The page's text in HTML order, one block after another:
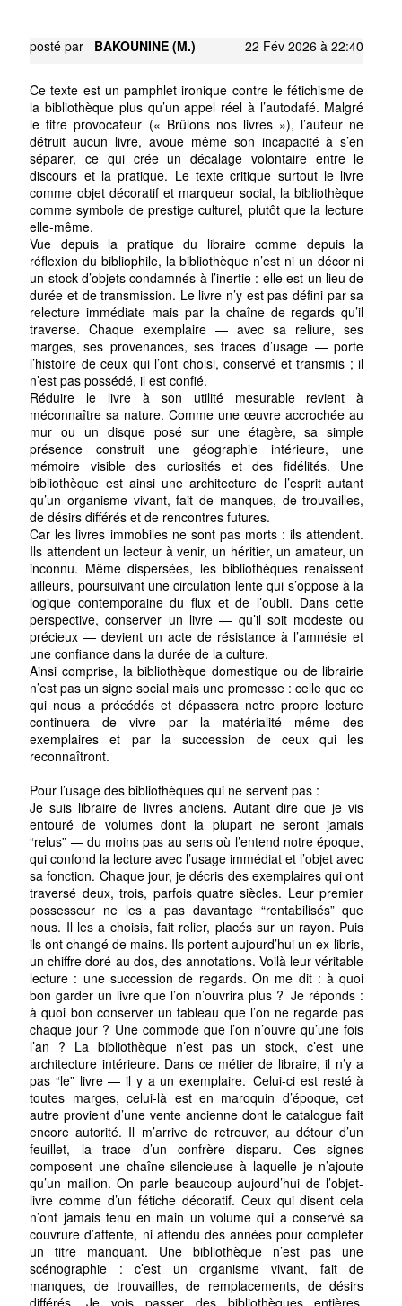
posté par BAKOUNINE (M.) 22 Fév 2026 à 22:40
Ce texte est un pamphlet ironique contre le fétichisme de
la bibliothèque plus qu’un appel réel à l’autodafé. Malgré
le titre provocateur (« Brûlons nos livres »), l’auteur ne
détruit aucun livre, avoue même son incapacité à s’en
séparer, ce qui crée un décalage volontaire entre le
discours et la pratique. Le texte critique surtout le livre
comme objet décoratif et marqueur social, la bibliothèque
comme symbole de prestige culturel, plutôt que la lecture
elle-même.
Vue depuis la pratique du libraire comme depuis la
réflexion du bibliophile, la bibliothèque n’est ni un décor ni
un stock d’objets condamnés à l’inertie : elle est un lieu de
durée et de transmission. Le livre n’y est pas défini par sa
relecture immédiate mais par la chaîne de regards qu’il
traverse. Chaque exemplaire — avec sa reliure, ses
marges, ses provenances, ses traces d’usage — porte
l’histoire de ceux qui l’ont choisi, conservé et transmis ; il
n’est pas possédé, il est confié.
Réduire le livre à son utilité mesurable revient à
méconnaître sa nature. Comme une œuvre accrochée au
mur ou un disque posé sur une étagère, sa simple
présence construit une géographie intérieure, une
mémoire visible des curiosités et des fidélités. Une
bibliothèque est ainsi une architecture de l’esprit autant
qu’un organisme vivant, fait de manques, de trouvailles,
de désirs différés et de rencontres futures.
Car les livres immobiles ne sont pas morts : ils attendent.
Ils attendent un lecteur à venir, un héritier, un amateur, un
inconnu. Même dispersées, les bibliothèques renaissent
ailleurs, poursuivant une circulation lente qui s’oppose à la
logique contemporaine du flux et de l’oubli. Dans cette
perspective, conserver un livre — qu’il soit modeste ou
précieux — devient un acte de résistance à l’amnésie et
une confiance dans la durée de la culture.
Ainsi comprise, la bibliothèque domestique ou de librairie
n’est pas un signe social mais une promesse : celle que ce
qui nous a précédés et dépassera notre propre lecture
continuera de vivre par la matérialité même des
exemplaires et par la succession de ceux qui les
reconnaîtront.
Pour l’usage des bibliothèques qui ne servent pas :
Je suis libraire de livres anciens. Autant dire que je vis
entouré de volumes dont la plupart ne seront jamais
“relus” — du moins pas au sens où l’entend notre époque,
qui confond la lecture avec l’usage immédiat et l’objet avec
sa fonction. Chaque jour, je décris des exemplaires qui ont
traversé deux, trois, parfois quatre siècles. Leur premier
possesseur ne les a pas davantage “rentabilisés” que
nous. Il les a choisis, fait relier, placés sur un rayon. Puis
ils ont changé de mains. Ils portent aujourd’hui un ex-libris,
un chiffre doré au dos, des annotations. Voilà leur véritable
lecture : une succession de regards. On me dit : à quoi
bon garder un livre que l’on n’ouvrira plus ? Je réponds :
à quoi bon conserver un tableau que l’on ne regarde pas
chaque jour ? Une commode que l’on n’ouvre qu’une fois
l’an ? La bibliothèque n’est pas un stock, c’est une
architecture intérieure. Dans ce métier de libraire, il n’y a
pas “le” livre — il y a un exemplaire. Celui-ci est resté à
toutes marges, celui-là est en maroquin d’époque, cet
autre provient d’une vente ancienne dont le catalogue fait
encore autorité. Il m’arrive de retrouver, au détour d’un
feuillet, la trace d’un confrère disparu. Ces signes
composent une chaîne silencieuse à laquelle je n’ajoute
qu’un maillon. On parle beaucoup aujourd’hui de l’objet-
livre comme d’un fétiche décoratif. Ceux qui disent cela
n’ont jamais tenu en main un volume qui a conservé sa
couvrure d’attente, ni attendu des années pour compléter
un titre manquant. Une bibliothèque n’est pas une
scénographie : c’est un organisme vivant, fait de
manques, de trouvailles, de remplacements, de désirs
différés. Je vois passer des bibliothèques entières.